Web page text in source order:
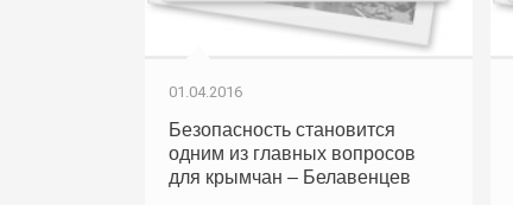
01.04.2016
Безопасность становится
одним из главных вопросов
для крымчан – Белавенцев